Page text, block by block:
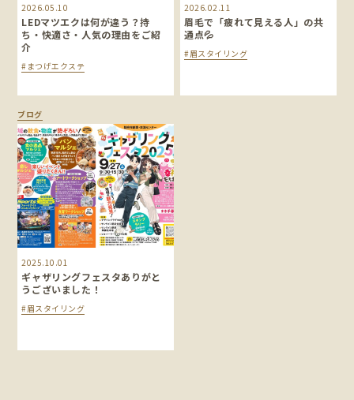
2026.05.10
LEDマツエクは何が違う？持
ち・快適さ・人気の理由をご紹
介
#まつげエクステ
2026.02.11
眉毛で「疲れて見える人」の共
通点💦
#眉スタイリング
2025.10.01
ギャザリングフェスタありがと
うございました！
#眉スタイリング
ブログ